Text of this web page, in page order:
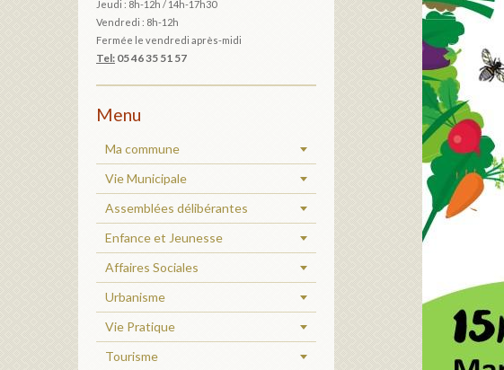
Jeudi : 8h-12h / 14h-17h30
Vendredi : 8h-12h
Fermée le vendredi après-midi
Tel: 05 46 35 51 57
Menu
Ma commune
Vie Municipale
Assemblées délibérantes
Enfance et Jeunesse
Affaires Sociales
Urbanisme
Vie Pratique
Tourisme